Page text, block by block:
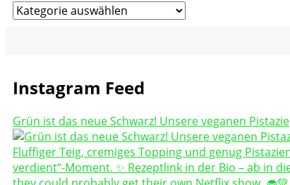
Kategorien
Instagram Feed
Grün ist das neue Schwarz! Unsere veganen Pistazie